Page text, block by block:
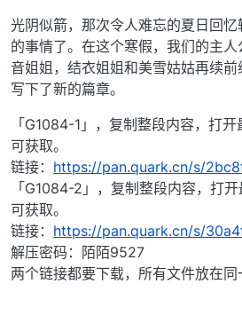
光阴似箭，那次令人难忘的夏日回
的事情了。在这个寒假，我们的主
音姐姐，结衣姐姐和美雪姑姑再续
写下了新的篇章。
「G1084-1」，复制整段内容，打
可获取。
链接： https://pan.quark.cn/s/
「G1084-2」，复制整段内容，打
可获取。
链接： https://pan.quark.cn/s/
解压密码：陌陌9527
两个链接都要下载，所有文件放在